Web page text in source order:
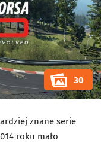
30
znane serie
roku mało